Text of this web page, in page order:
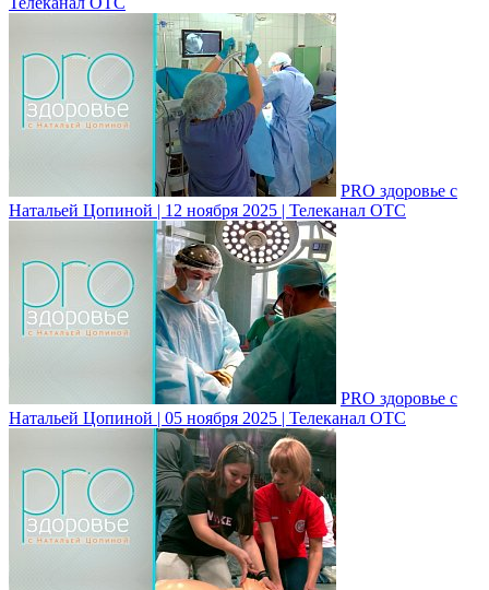
PRO здоровье с
Натальей Цопиной | 12 ноября 2025 | Телеканал ОТС
PRO здоровье с
Натальей Цопиной | 05 ноября 2025 | Телеканал ОТС